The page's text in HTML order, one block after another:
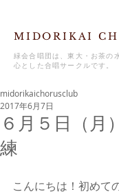
MIDORIKAI
緑会合唱団は、東大・お茶の
心とした合唱サークルです。
６月５日（
練
midorikaichorusclub
2017年6月7日
こんにちは！初めて